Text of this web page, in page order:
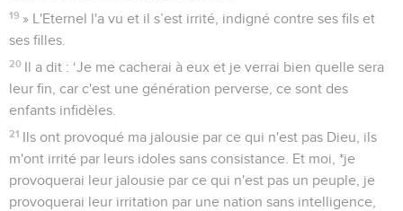
19 » L'Eternel l'a vu et il s’est irrité, indigné contre ses fils et
ses filles.
20 Il a dit : ‘Je me cacherai à eux et je verrai bien quelle sera
leur fin, car c'est une génération perverse, ce sont des
enfants infidèles.
21 Ils ont provoqué ma jalousie par ce qui n'est pas Dieu, ils
m'ont irrité par leurs idoles sans consistance. Et moi, *je
provoquerai leur jalousie par ce qui n'est pas un peuple, je
provoquerai leur irritation par une nation sans intelligence,